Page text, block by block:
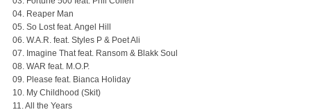
04. Reaper Man
05. So Lost feat. Angel Hill
06. W.A.R. feat. Styles P & Poet Ali
07. Imagine That feat. Ransom & Blakk Soul
08. WAR feat. M.O.P.
09. Please feat. Bianca Holiday
10. My Childhood (Skit)
11. All the Years